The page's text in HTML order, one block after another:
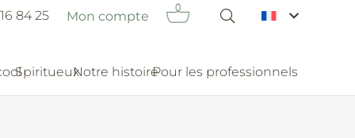
84 25 Mon compte
SpiritueuxNotre histoirePour les professionnels